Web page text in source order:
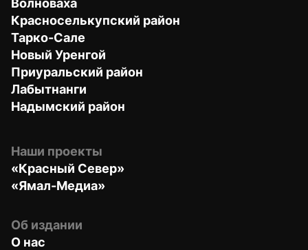
Волноваха
Красноселькупский район
Тарко-Сале
Новый Уренгой
Приуральский район
Лабытнанги
Надымский район
Наши проекты
«Красный Север»
«Ямал-Медиа»
Об издании
О нас